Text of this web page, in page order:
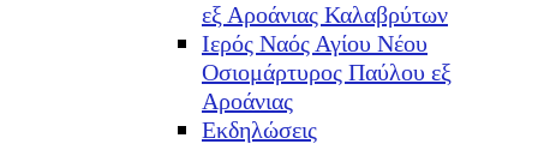
εξ Αροάνιας Καλαβρύτων
Ιερός Ναός Αγίου Νέου
Οσιομάρτυρος Παύλου εξ
Αροάνιας
Εκδηλώσεις